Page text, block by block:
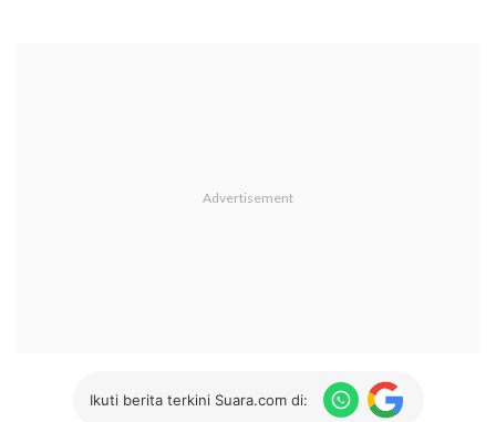
Ikuti berita terkini Suara.com di: